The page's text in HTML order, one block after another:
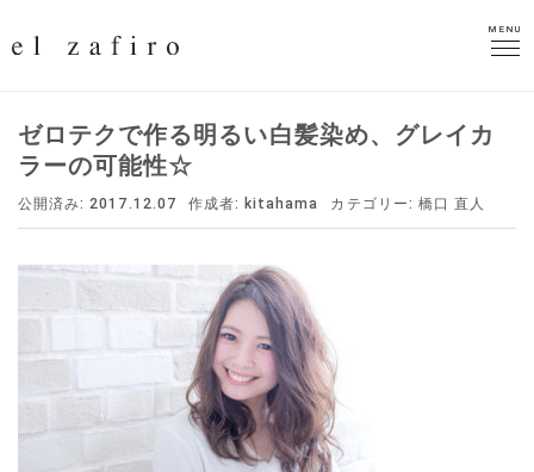
MENU
MENU
ゼロテクで作る明るい白髪染め、グレイカ
ラーの可能性☆
公開済み: 2017.12.07 作成者: kitahama カテゴリー: 橋口 直人